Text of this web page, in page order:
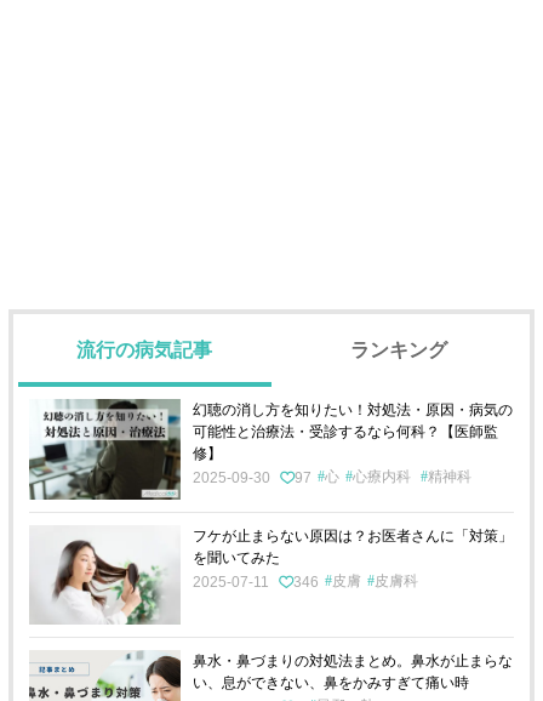
流行の病気記事 ランキング
幻聴の消し方を知りたい！対処法・原因・病気の
可能性と治療法・受診するなら何科？【医師監
修】
2025-09-30
97 心 心療内科 精神科
フケが止まらない原因は？お医者さんに「対策」
を聞いてみた
2025-07-11
346 皮膚 皮膚科
鼻水・鼻づまりの対処法まとめ。鼻水が止まらな
い、息ができない、鼻をかみすぎて痛い時